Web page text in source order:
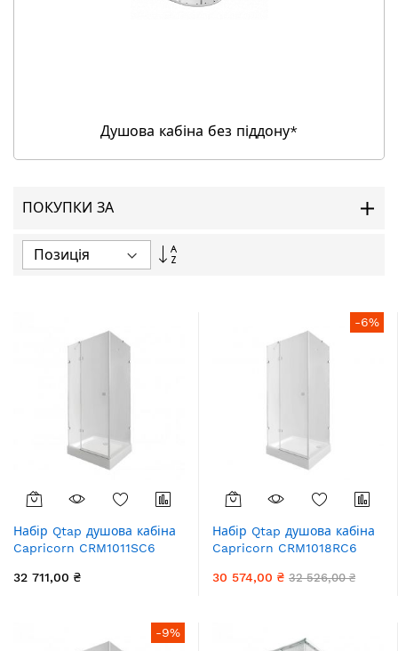
Душова кабіна без піддону*
ПОКУПКИ ЗА
Сортувати
Набір Qtap душова кабіна
Capricorn CRM1011SC6
піддон Tern 301112
32 711,00 ₴
-6%
Набір Qtap душова кабіна
Capricorn CRM1018RC6
піддон Tern 301812C
30 574,00 ₴ 32 526,00 ₴
-9%